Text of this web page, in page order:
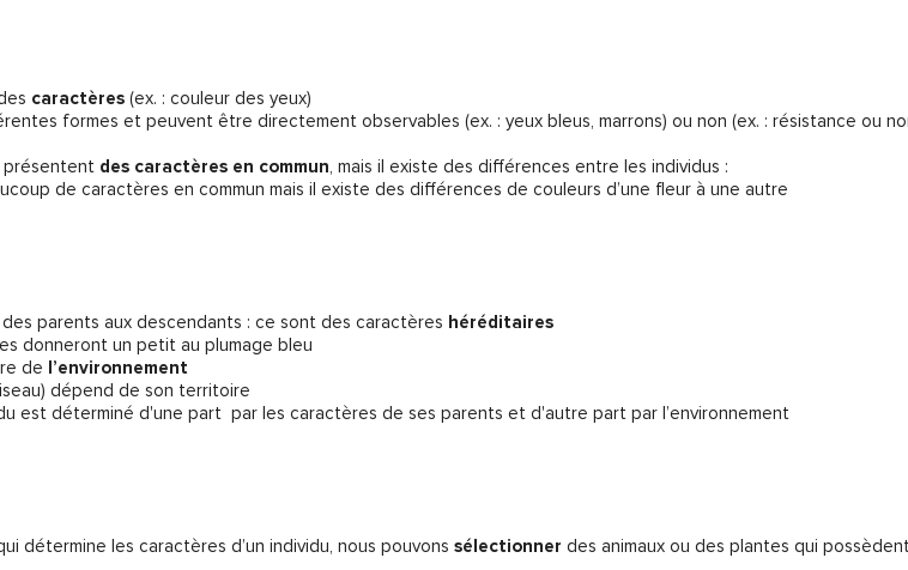
caractères(ex. : couleur des yeux)
formes et peuvent être directement observables (ex. : yeux bleus, marrons) ou non (ex. : résistance ou
présentent des caractères en commun, mais il existe des différences entre les individus :
de caractères en commun mais il existe des différences de couleurs d’une fleur à une autre
parents aux descendants : ce sont des caractères héréditaires
donneront un petit au plumage bleu
de l’environnement
dépend de son territoire
est déterminé d'une part par les caractères de ses parents et d'autre part par l’environnement
détermine les caractères d’un individu, nous pouvons sélectionner des animaux ou des plantes qui